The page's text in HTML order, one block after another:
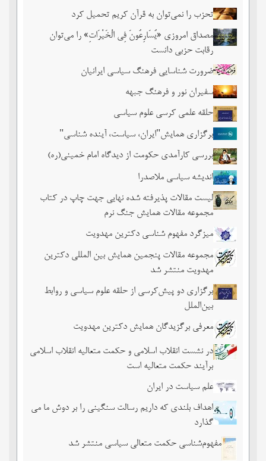
تحزب را نمی‌توان به قرآن کریم تحمیل کرد
مصداق امروزی «یُسَارِعُونَ فِی الْخَیْرَاتِ» را می‌توان
رقابت حزبی دانست
ضرورت شناسایی فرهنگ سیاسی ایرانیان
سفیران نور و فرهنگ جبهه
حلقه علمی کرسی علوم سیاسی
برگزاری همایش"ایران، سیاست، آینده شناسی"
بررسی کارآمدی حکومت از دیدگاه امام خمینی(ره)
اندیشه سیاسی ملاصدرا
لیست مقالات پذیرفته شده نهایی جهت چاپ در کتاب
مجموعه مقالات همایش جنگ نرم
میزگرد مفهوم شناسی دکترین مهدویت
مجموعه مقالات پنجمین همایش بین المللی دکترین
مهدویت منتشر شد
برگزاری دو پیش‌کرسی از حلقه علوم سیاسی و روابط
بین‌الملل
معرفی برگزیدگان همایش دکترین مهدویت
در نشست انقلاب اسلامی و حکمت متعالیه انقلاب اسلامی
برآیند حکمت متعالیه است
علم سیاست در ایران
اهداف بلندی که داریم رسالت سنگینی را بر دوش ما می
گذارد
مفهوم‌شناسی حکمت متعالی سیاسی منتشر شد